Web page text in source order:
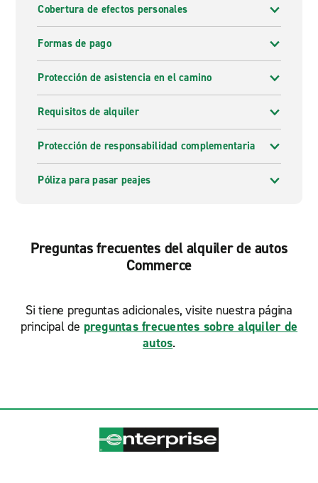
Cobertura de efectos personales
Formas de pago
Protección de asistencia en el camino
Requisitos de alquiler
Protección de responsabilidad complementaria
Póliza para pasar peajes
Preguntas frecuentes del alquiler de autos
Commerce
Si tiene preguntas adicionales, visite nuestra página
principal de preguntas frecuentes sobre alquiler de
autos.